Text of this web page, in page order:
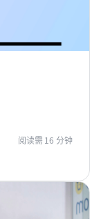
阅读需 16 分钟